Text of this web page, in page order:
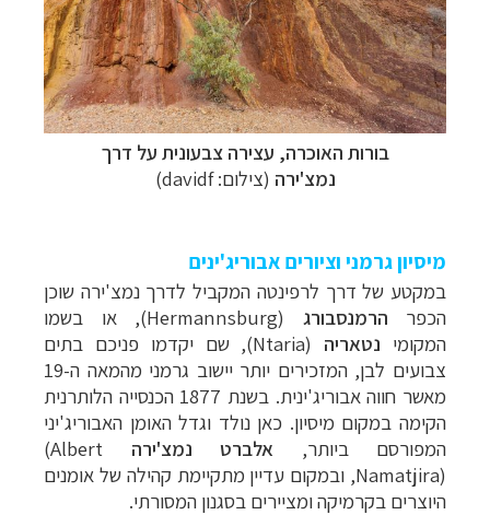
בורות האוכרה, עצירה צבעונית על דרך
נמצ'ירה (צילום:davidf
)
מיסיון גרמני וציורים אבוריג'ינים
במקטע שלדרך לרפינטה המקביל לדרך נמצ'ירה שוכן
הכפר הרמנסבורג (Hermannsburg),
או בשמו
המקומי נטאריה (Ntaria),
שם יקדמו פניכם בתים
צבועים לבן, המזכירים יותר יישוב גרמני מהמאה ה-19
מאשר חווה אבוריג'ינית. בשנת 1877 הכנסייה הלותרנית
הקימה במקום מיסיון. כאן נולד וגדל האומן האבוריג'יני
המפורסם ביותר, אלברט נמצ'ירה (Albert
Namatjira), ובמקום עדיין מתקיימת קהילה של אומנים
היוצרים בקרמיקה ומציירים בסגנון המסורתי.
תכנוןטיולים לאוסטרליה וניו זילנדלחצו לפרטים »
תכנוןטיולים למזרח הרחוקלחצו לרשימת היעדים »
תכנוןטיולים לפולינזיה הצרפתיתלחצו לפרטים »